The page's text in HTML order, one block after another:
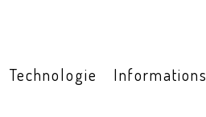
Technologie Informations